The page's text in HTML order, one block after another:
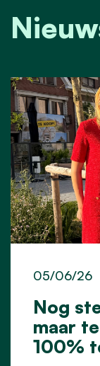
Nog
maar
100%
05/06/26